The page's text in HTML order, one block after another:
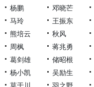
杨鹏
邓晓芒
马玲
王振东
熊培云
秋风
周枫
蒋兆勇
葛剑雄
储昭根
杨小凯
吴励生